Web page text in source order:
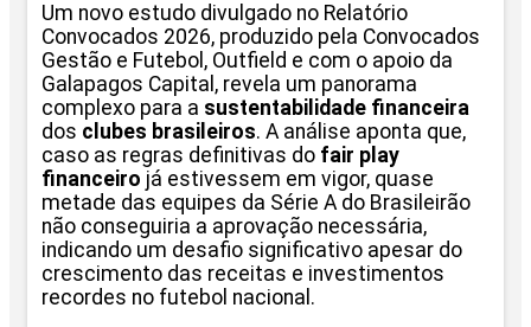
Um novo estudo divulgado no Relatório
Convocados 2026, produzido pela Convocados
Gestão e Futebol, Outfield e com o apoio da
Galapagos Capital, revela um panorama
complexo para a sustentabilidade financeira
dos clubes brasileiros. A análise aponta que,
caso as regras definitivas do fair play
financeiro já estivessem em vigor, quase
metade das equipes da Série A do Brasileirão
não conseguiria a aprovação necessária,
indicando um desafio significativo apesar do
crescimento das receitas e investimentos
recordes no futebol nacional.